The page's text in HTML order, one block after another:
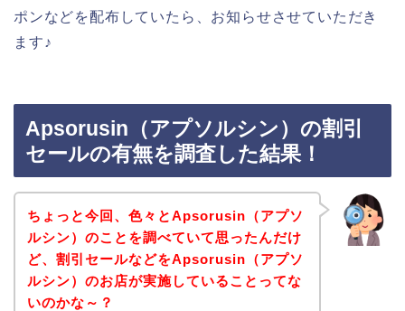
ポンなどを配布していたら、お知らせさせていただき
ます♪
Apsorusin（アプソルシン）の割引
セールの有無を調査した結果！
ちょっと今回、色々とApsorusin（アプソ
ルシン）のことを調べていて思ったんだけ
ど、割引セールなどをApsorusin（アプソ
ルシン）のお店が実施していることってな
いのかな～？